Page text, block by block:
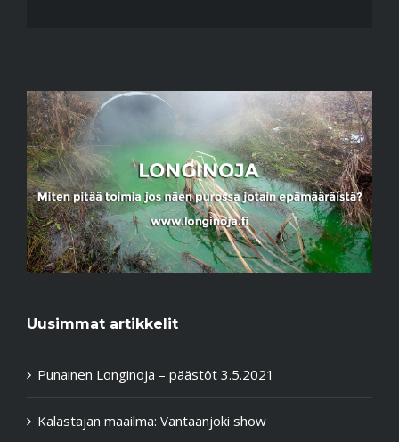
Uusimmat artikkelit
Punainen Longinoja – päästöt 3.5.2021
Kalastajan maailma: Vantaanjoki show